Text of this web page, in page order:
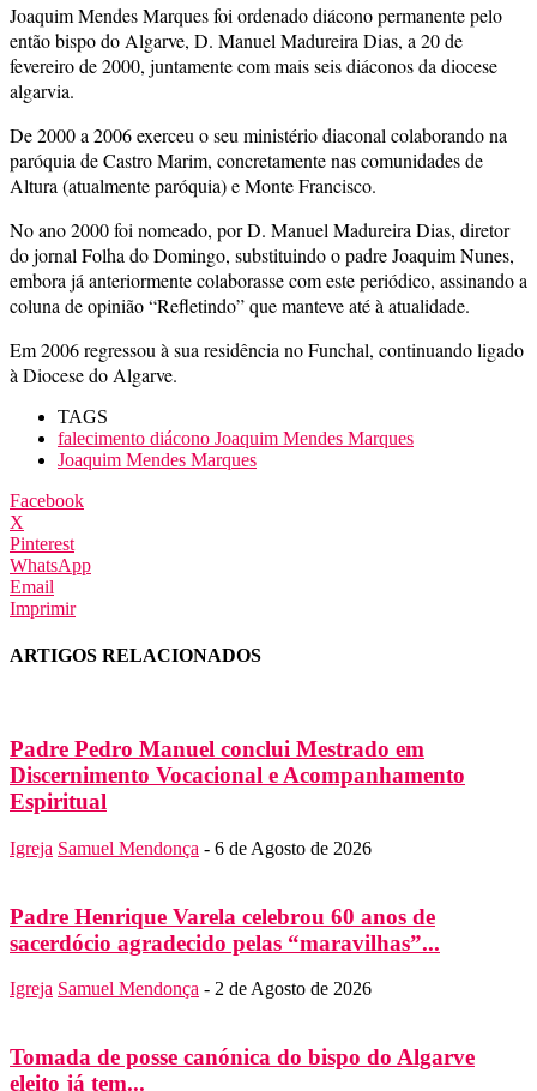
Joaquim Mendes Marques foi ordenado diácono permanente pelo
então bispo do Algarve, D. Manuel Madureira Dias, a 20 de
fevereiro de 2000, juntamente com mais seis diáconos da diocese
algarvia.
De 2000 a 2006 exerceu o seu ministério diaconal colaborando na
paróquia de Castro Marim, concretamente nas comunidades de
Altura (atualmente paróquia) e Monte Francisco.
No ano 2000 foi nomeado, por D. Manuel Madureira Dias, diretor
do jornal Folha do Domingo, substituindo o padre Joaquim Nunes,
embora já anteriormente colaborasse com este periódico, assinando a
coluna de opinião “Refletindo” que manteve até à atualidade.
Em 2006 regressou à sua residência no Funchal, continuando ligado
à Diocese do Algarve.
TAGS
falecimento diácono Joaquim Mendes Marques
Joaquim Mendes Marques
Facebook
X
Pinterest
WhatsApp
Email
Imprimir
ARTIGOS RELACIONADOS
Padre Pedro Manuel conclui Mestrado em
Discernimento Vocacional e Acompanhamento
Espiritual
Igreja Samuel Mendonça - 6 de Agosto de 2026
Padre Henrique Varela celebrou 60 anos de
sacerdócio agradecido pelas “maravilhas”...
Igreja Samuel Mendonça - 2 de Agosto de 2026
Tomada de posse canónica do bispo do Algarve
eleito já tem...